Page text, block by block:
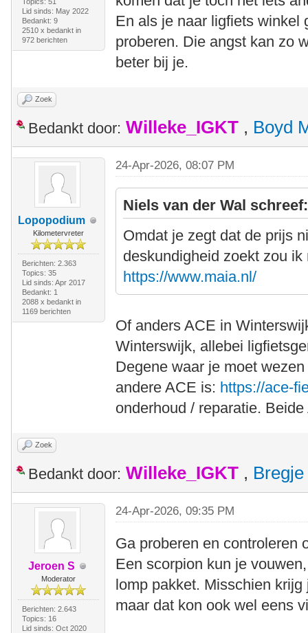
Lid sinds: May 2022
Bedankt: 9
2510 x bedankt in
972 berichten
En als je naar ligfiets winkel
proberen. Die angst kan zo
beter bij je.
Zoek
Bedankt door: Willeke_IGKT , Boyd
Lopopodium
Kilometervreter
Berichten: 2.363
Topics: 35
Lid sinds: Apr 2017
Bedankt: 1
2088 x bedankt in
1169 berichten
24-Apr-2026, 08:07 PM
Niels van der Wal schreef:
Omdat je zegt dat de prijs
deskundigheid zoekt zou
https://www.maia.nl/
Of anders ACE in
Winterswijk, allebei
Degene waar je moet
andere ACE is: https://ace-
onderhoud / reparatie.
Zoek
Bedankt door: Willeke_IGKT , Bregje
Jeroen S
Moderator
Berichten: 2.643
Topics: 16
Lid sinds: Oct 2020
24-Apr-2026, 09:35 PM
Ga proberen en controleren
Een scorpion kun je
lomp pakket. Misschien
maar dat kon ook wel eens